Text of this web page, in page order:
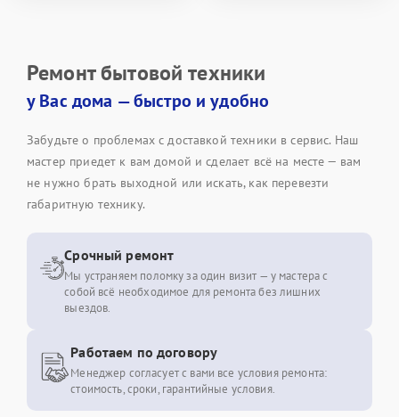
Ремонт бытовой техники
у Вас дома — быстро и удобно
Забудьте о проблемах с доставкой техники в сервис. Наш
мастер приедет к вам домой и сделает всё на месте — вам
не нужно брать выходной или искать, как перевезти
габаритную технику.
Срочный ремонт
Мы устраняем поломку за один визит — у мастера с
собой всё необходимое для ремонта без лишних
выездов.
Работаем по договору
Менеджер согласует с вами все условия ремонта:
стоимость, сроки, гарантийные условия.